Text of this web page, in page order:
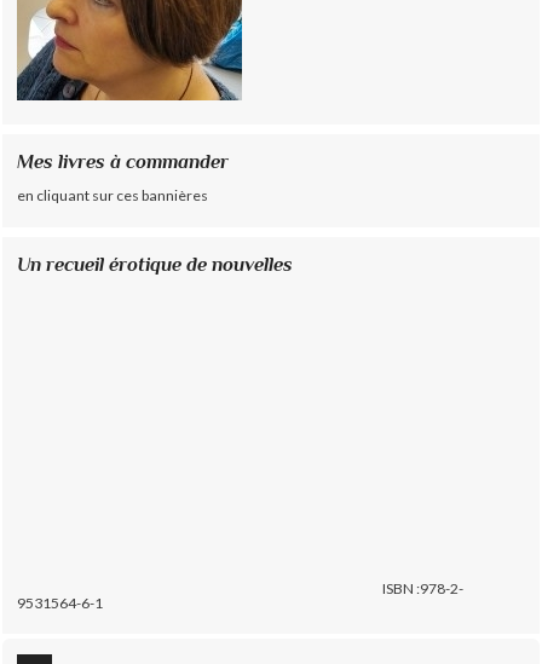
Mes livres à commander
en cliquant sur ces bannières
Un recueil érotique de nouvelles
ISBN :978-2-
9531564-6-1